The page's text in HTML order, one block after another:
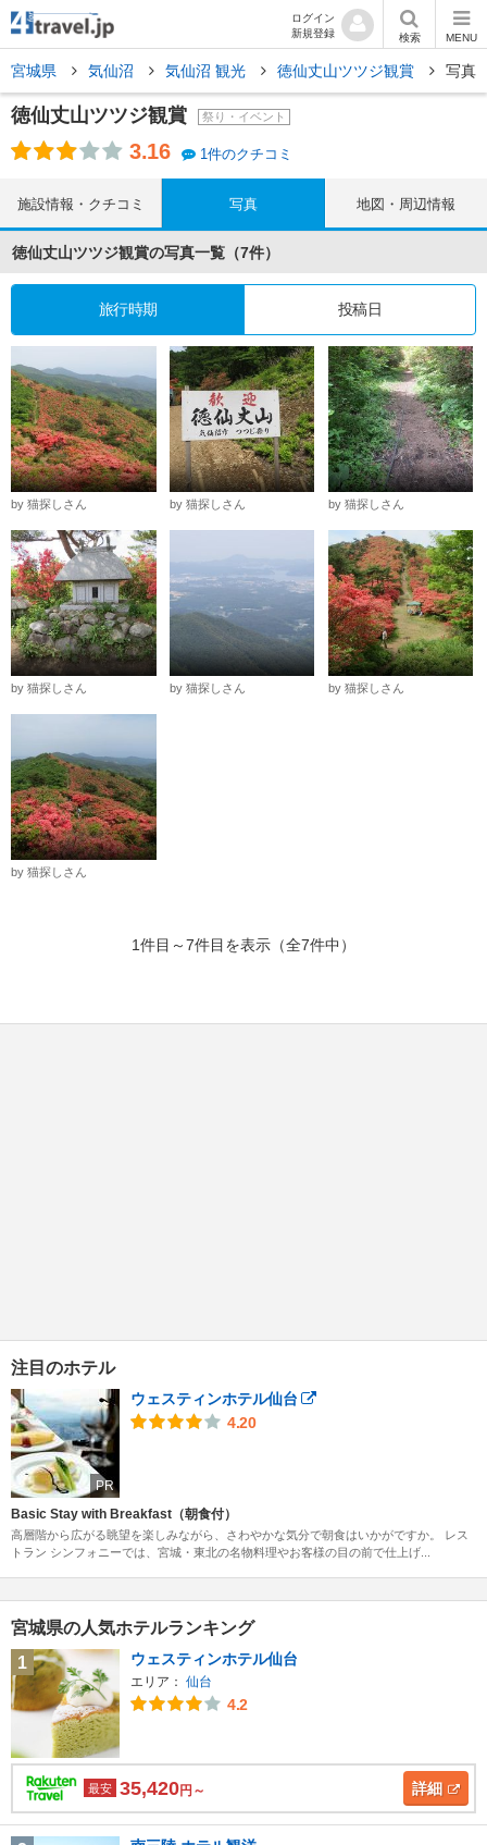
ログイン
新規登録
検索 MENU
宮城県 気仙沼 気仙沼 観光 徳仙丈山ツツジ観賞 写真
徳仙丈山ツツジ観賞 祭り・イベント
3.16 1件のクチコミ
施設情報・クチコミ 写真 地図・周辺情報
徳仙丈山ツツジ観賞の写真一覧（7件）
旅行時期 投稿日
by 猫探しさん by 猫探しさん by 猫探しさん
by 猫探しさん by 猫探しさん by 猫探しさん
by 猫探しさん
1件目～7件目を表示（全7件中）
注目のホテル
PR
ウェスティンホテル仙台
4.20
Basic Stay with Breakfast（朝食付）
高層階から広がる眺望を楽しみながら、さわやかな気分で朝食はいかがですか。 レス
トラン シンフォニーでは、宮城・東北の名物料理やお客様の目の前で仕上げ...
宮城県の人気ホテルランキング
1
ウェスティンホテル仙台
エリア： 仙台
4.2
最安 35,420円～ 詳細